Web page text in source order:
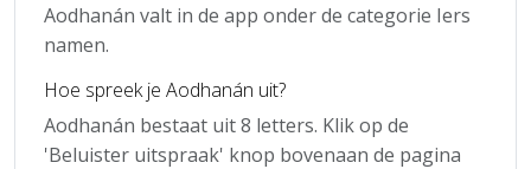
Aodhanán valt in de app onder de categorie Iers
namen.
Hoe spreek je Aodhanán uit?
Aodhanán bestaat uit 8 letters. Klik op de
'Beluister uitspraak' knop bovenaan de pagina